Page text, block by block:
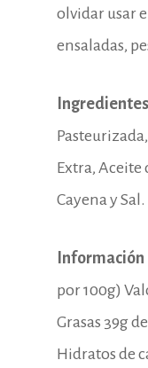
olvidar usar
ensaladas,
Extra, Aceite
Cayena y Sal.
por 100g)
Grasas 39g
Hidratos de